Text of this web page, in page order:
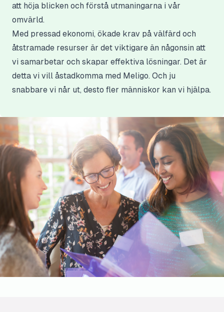
att höja blicken och förstå utmaningarna i vår
omvärld.
Med pressad ekonomi, ökade krav på välfärd och
åtstramade resurser är det viktigare än någonsin att
vi samarbetar och skapar effektiva lösningar. Det är
detta vi vill åstadkomma med Meligo. Och ju
snabbare vi når ut, desto fler människor kan vi hjälpa.